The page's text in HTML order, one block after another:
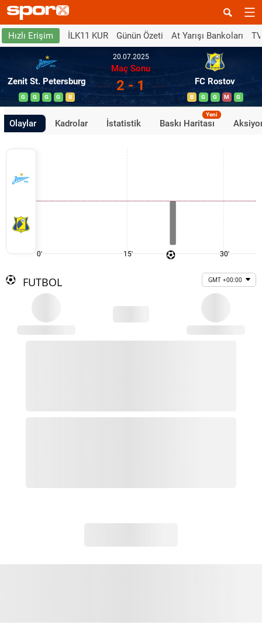
Hızlı Erişim İLK11 KUR Günün Özeti At Yarışı Bankoları
Zenit St. Petersburg
G G G G B
20.07.2025
Maç Sonu
2 - 1 FC Rostov
B G G M G
Olaylar Kadrolar İstatistik Baskı Haritası
Yeni
0' 15' 30'
FUTBOL GMT +00:00